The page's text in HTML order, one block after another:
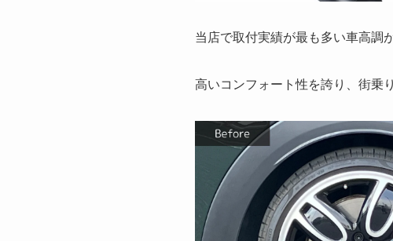
当店で取付実績が最も多い車高調
高いコンフォート性を誇り、街乗